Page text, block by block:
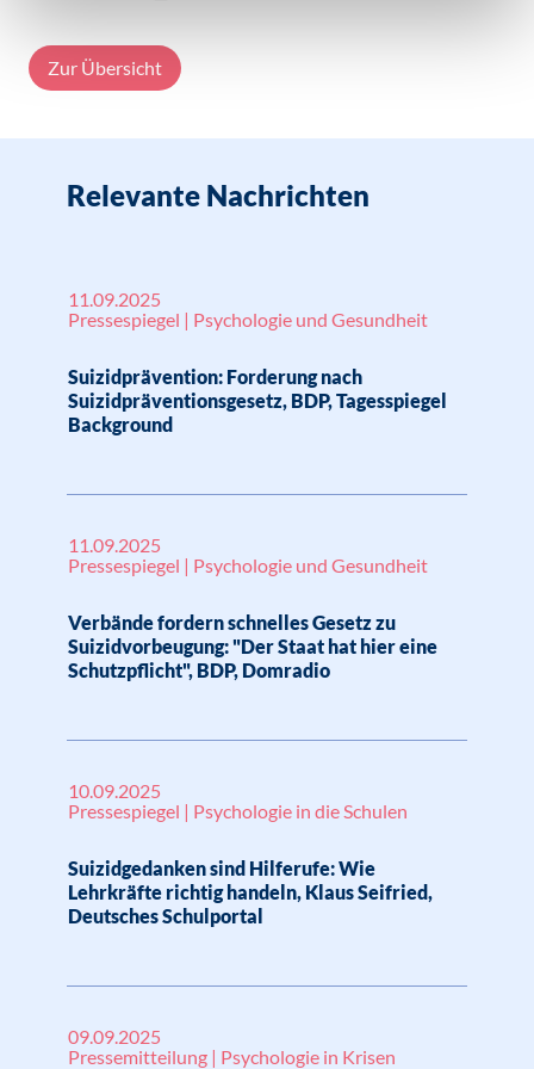
Zur Übersicht
Relevante Nachrichten
11.09.2025
Pressespiegel | Psychologie und Gesundheit
Suizidprävention: Forderung nach
Suizidpräventionsgesetz, BDP, Tagesspiegel
Background
11.09.2025
Pressespiegel | Psychologie und Gesundheit
Verbände fordern schnelles Gesetz zu
Suizidvorbeugung: "Der Staat hat hier eine
Schutzpflicht", BDP, Domradio
10.09.2025
Pressespiegel | Psychologie in die Schulen
Suizidgedanken sind Hilferufe: Wie
Lehrkräfte richtig handeln, Klaus Seifried,
Deutsches Schulportal
09.09.2025
Pressemitteilung | Psychologie in Krisen